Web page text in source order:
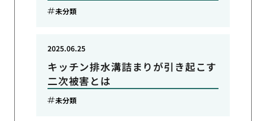
未分類
キッチン排水溝詰まりが引き起こす
二次被害とは
2025.06.25
未分類